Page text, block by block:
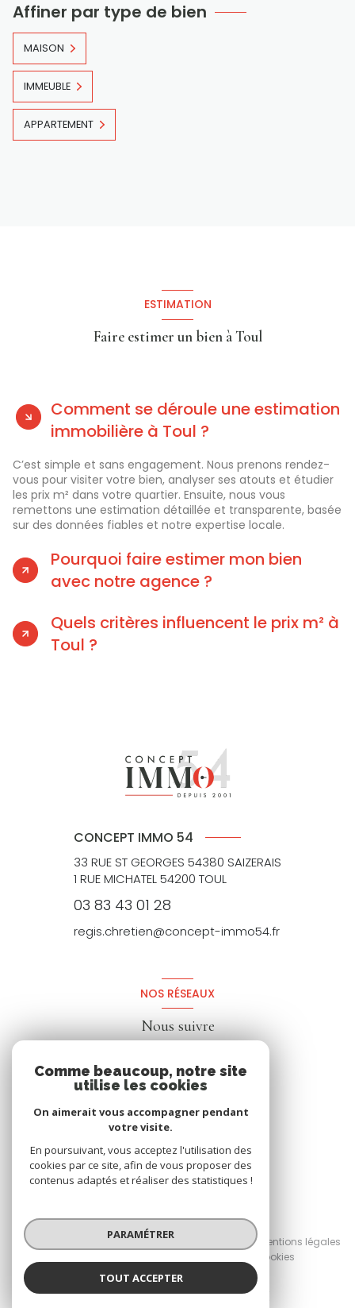
Affiner par type de bien
MAISON
IMMEUBLE
APPARTEMENT
ESTIMATION
Faire estimer un bien à Toul
Comment se déroule une estimation
immobilière à Toul ?
C’est simple et sans engagement. Nous prenons rendez-
vous pour visiter votre bien, analyser ses atouts et étudier
les prix m² dans votre quartier. Ensuite, nous vous
remettons une estimation détaillée et transparente, basée
sur des données fiables et notre expertise locale.
Pourquoi faire estimer mon bien
avec notre agence ?
Quels critères influencent le prix m² à
Toul ?
CONCEPT IMMO 54
33 RUE ST GEORGES 54380 SAIZERAIS
1 RUE MICHATEL 54200 TOUL
03 83 43 01 28
regis.chretien@concept-immo54.fr
NOS RÉSEAUX
Nous suivre
© 2026 | Tous droits réservés
Nos honoraires
Nos partenaires
Mentions légales
Cookies
Comme beaucoup, notre site
utilise les cookies
On aimerait vous accompagner pendant
votre visite.
En poursuivant, vous acceptez l'utilisation des
cookies par ce site, afin de vous proposer des
contenus adaptés et réaliser des statistiques !
PARAMÉTRER
TOUT ACCEPTER